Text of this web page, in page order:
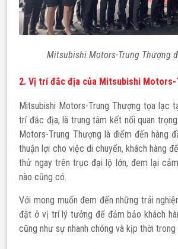
Mitsubishi Motors-Trung Thượng
2. Vị trí đắc địa của Mitsubishi Motors-
Mitsubishi Motors-Trung Thượng tọa lạc
trí đắc địa, là trung tâm kết nối quan
Motors-Trung Thượng là điểm đến hàng
thuận lợi cho việc di chuyển, khách hàng
thử ngay trên trục đại lộ lớn, đem lại
nào cũng có.
Với mong muốn đem đến những trải
đặt ở vị trí lý tưởng để đảm bảo khách
cũng như sự nhanh chóng và kịp thời